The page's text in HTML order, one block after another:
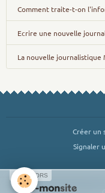
Comment traite-t-on
Ecrire une nouvelle
La nouvelle journalistique
Créer un
Signaler
SPONSORS